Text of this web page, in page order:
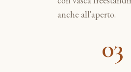
anche all'aperto.
03